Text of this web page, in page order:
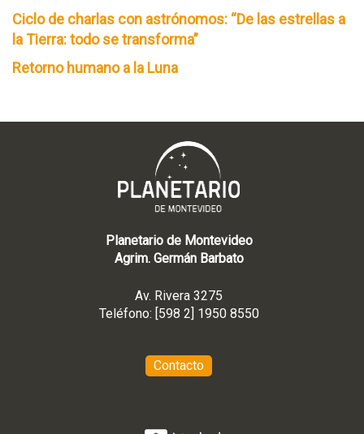
Ciclo de charlas con astrónomos: “De las estrellas a
la Tierra: todo se transforma”
Retorno humano a la Luna
Planetario de Montevideo
Agrim. Germán Barbato
Av. Rivera 3275
Teléfono: [598 2] 1950 8550
Contacto